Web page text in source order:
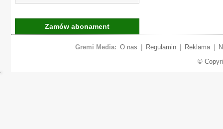
Zamów abonament
Gremi Media: O nas Regulamin Reklama
©